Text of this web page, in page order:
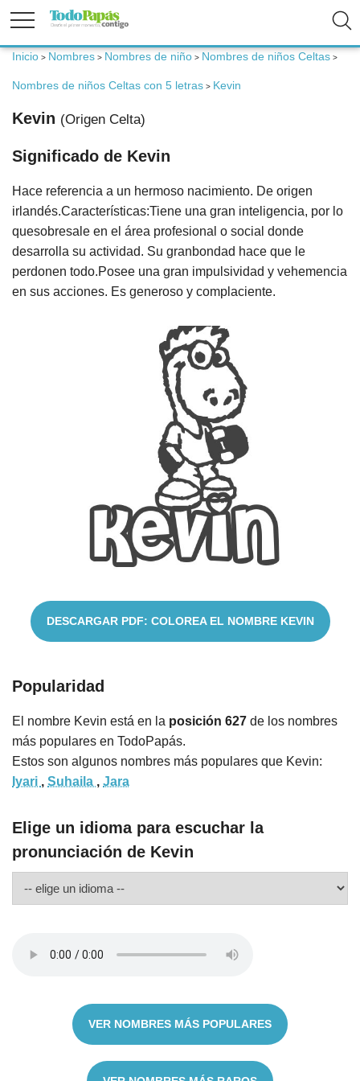
Embarazo
Niños
Padres
Inicio > Nombres > Nombres de niño > Nombres de niños Celtas >
Nombres de niños Celtas con 5 letras > Kevin
Kevin (Origen Celta)
Significado de Kevin
Hace referencia a un hermoso nacimiento. De origen
irlandés.Características:Tiene una gran inteligencia, por lo
quesobresale en el área profesional o social donde
desarrolla su actividad. Su granbondad hace que le
perdonen todo.Posee una gran impulsividad y vehemencia
en sus acciones. Es generoso y complaciente.
DESCARGAR PDF: COLOREA EL NOMBRE KEVIN
Popularidad
El nombre Kevin está en la posición 627 de los nombres
más populares en TodoPapás.
Estos son algunos nombres más populares que Kevin:
Iyari , Suhaila , Jara
Elige un idioma para escuchar la
pronunciación de Kevin
VER NOMBRES MÁS POPULARES